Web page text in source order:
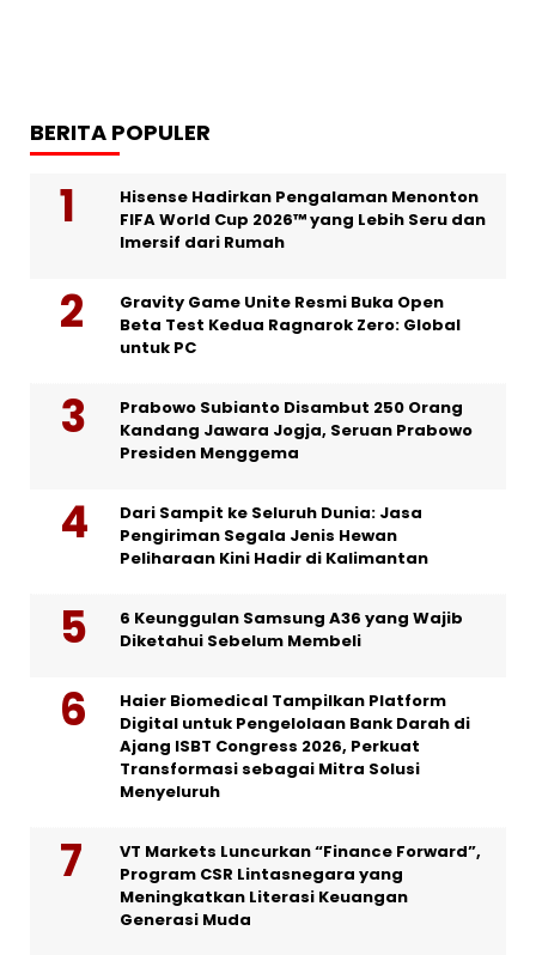
BERITA POPULER
Hisense Hadirkan Pengalaman Menonton
FIFA World Cup 2026™ yang Lebih Seru dan
Imersif dari Rumah
Gravity Game Unite Resmi Buka Open
Beta Test Kedua Ragnarok Zero: Global
untuk PC
Prabowo Subianto Disambut 250 Orang
Kandang Jawara Jogja, Seruan Prabowo
Presiden Menggema
Dari Sampit ke Seluruh Dunia: Jasa
Pengiriman Segala Jenis Hewan
Peliharaan Kini Hadir di Kalimantan
6 Keunggulan Samsung A36 yang Wajib
Diketahui Sebelum Membeli
Haier Biomedical Tampilkan Platform
Digital untuk Pengelolaan Bank Darah di
Ajang ISBT Congress 2026, Perkuat
Transformasi sebagai Mitra Solusi
Menyeluruh
VT Markets Luncurkan “Finance Forward”,
Program CSR Lintasnegara yang
Meningkatkan Literasi Keuangan
Generasi Muda